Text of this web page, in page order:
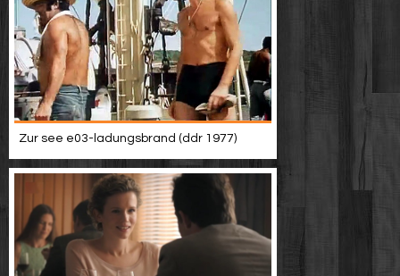
Zur see e03-ladungsbrand (ddr 1977)